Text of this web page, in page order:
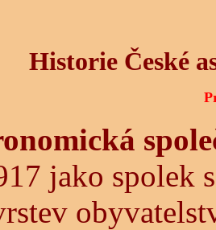
Historie České
jako spolek